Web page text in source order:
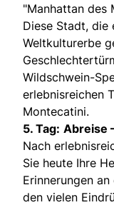
"Manhattan des
Diese Stadt, die
Weltkulturerbe
Wildschwein-
erlebnisreichen
Montecatini.
5. Tag: Abreise
Nach
Sie heute Ihre
Erinnerungen
den vielen